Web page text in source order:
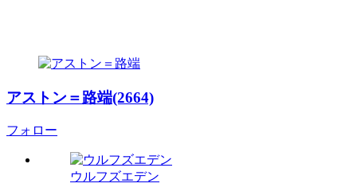
アストン＝路端(2664)
フォロー
ウルフズエデン